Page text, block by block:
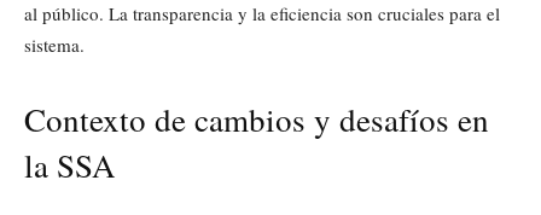
al público. La transparencia y la eficiencia son cruciales para el
sistema.
Contexto de cambios y desafíos en
la SSA